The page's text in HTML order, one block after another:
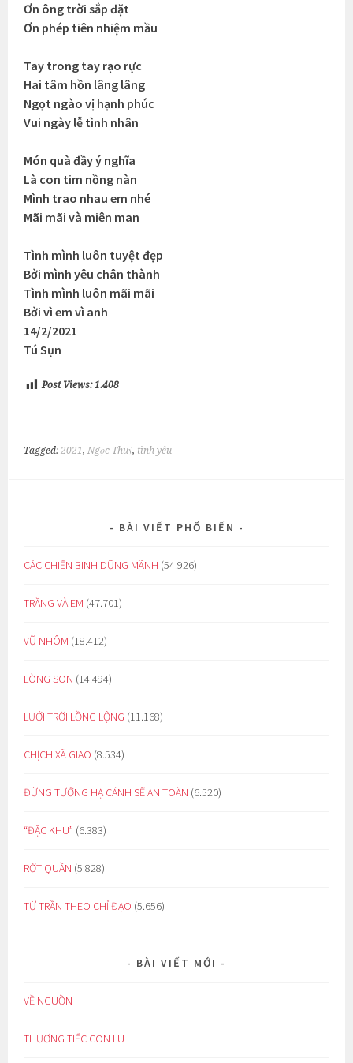
Ơn ông trời sắp đặt
Ơn phép tiên nhiệm mầu
Tay trong tay rạo rực
Hai tâm hồn lâng lâng
Ngọt ngào vị hạnh phúc
Vui ngày lễ tình nhân
Món quà đầy ý nghĩa
Là con tim nồng nàn
Mình trao nhau em nhé
Mãi mãi và miên man
Tình mình luôn tuyệt đẹp
Bởi mình yêu chân thành
Tình mình luôn mãi mãi
Bởi vì em vì anh
14/2/2021
Tú Sụn
Post Views: 1.408
Tagged:2021,Ngọc Thuỷ, tình yêu
BÀI VIẾT PHỔ BIẾN
CÁC CHIẾN BINH DŨNG MÃNH (54.926)
TRĂNG VÀ EM (47.701)
VŨ NHÔM (18.412)
LÒNG SON (14.494)
LƯỚI TRỜI LỒNG LỘNG (11.168)
CHỊCH XÃ GIAO (8.534)
ĐỪNG TƯỞNG HẠ CÁNH SẼ AN TOÀN (6.520)
“ĐẶC KHU” (6.383)
RỚT QUẦN (5.828)
TỪ TRẦN THEO CHỈ ĐẠO (5.656)
BÀI VIẾT MỚI
VỀ NGUỒN
THƯƠNG TIẾC CON LU